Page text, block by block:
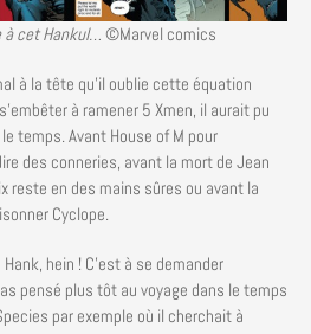
à cetHankul… ©Marvel comics
à la tête qu’il oublie cette équation
à ramener 5 Xmen, il aurait pu
temps. Avant House of M pour
des conneries, avant la mort de Jean
reste en des mains sûres ou avant la
Cyclope.
hein ! C’est à se demander
pensé plus tôt au voyage dans le temps
par exemple où il cherchait à